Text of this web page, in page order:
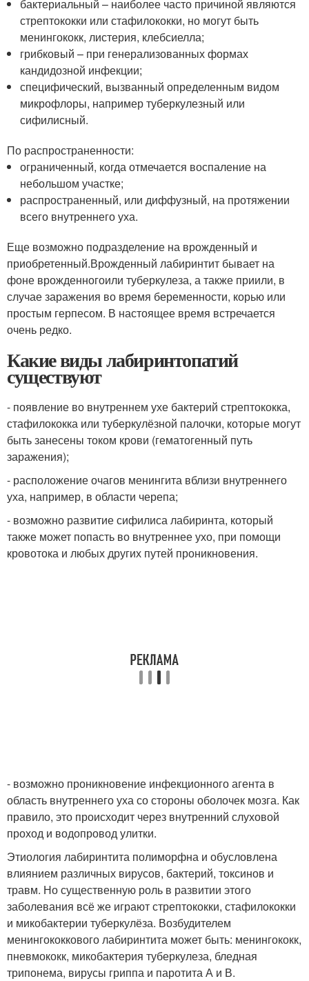
бактериальный – наиболее часто причиной являются
стрептококки или стафилококки, но могут быть
менингококк, листерия, клебсиелла;
грибковый – при генерализованных формах
кандидозной инфекции;
специфический, вызванный определенным видом
микрофлоры, например туберкулезный или
сифилисный.
По распространенности:
ограниченный, когда отмечается воспаление на
небольшом участке;
распространенный, или диффузный, на протяжении
всего внутреннего уха.
Еще возможно подразделение на врожденный и
приобретенный.Врожденный лабиринтит бывает на
фоне врожденногоили туберкулеза, а также приили, в
случае заражения во время беременности, корью или
простым герпесом. В настоящее время встречается
очень редко.
Какие виды лабиринтопатий
существуют
- появление во внутреннем ухе бактерий стрептококка,
стафилококка или туберкулёзной палочки, которые могут
быть занесены током крови (гематогенный путь
заражения);
- расположение очагов менингита вблизи внутреннего
уха, например, в области черепа;
- возможно развитие сифилиса лабиринта, который
также может попасть во внутреннее ухо, при помощи
кровотока и любых других путей проникновения.
- возможно проникновение инфекционного агента в
область внутреннего уха со стороны оболочек мозга. Как
правило, это происходит через внутренний слуховой
проход и водопровод улитки.
Этиология лабиринтита полиморфна и обусловлена
влиянием различных вирусов, бактерий, токсинов и
травм. Но существенную роль в развитии этого
заболевания всё же играют стрептококки, стафилококки
и микобактерии туберкулёза. Возбудителем
менингококкового лабиринтита может быть: менингококк,
пневмококк, микобактерия туберкулеза, бледная
трипонема, вирусы гриппа и паротита А и В.